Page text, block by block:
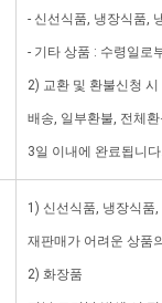
- 신선식품, 냉장식품,
- 기타 상품 : 수령일로
2) 교환 및 환불신청
배송, 일부환불, 전체
3일 이내에 완료됩니
1) 신선식품, 냉장식품
재판매가 어려운 상품
2) 화장품